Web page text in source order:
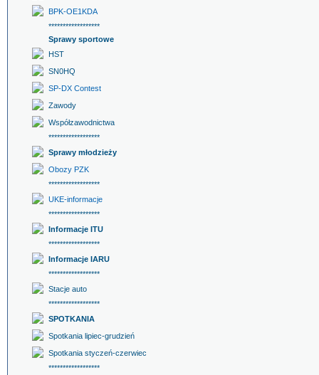
BPK-OE1KDA
******************
Sprawy sportowe
HST
SN0HQ
SP-DX Contest
Zawody
Współzawodnictwa
******************
Sprawy młodzieży
Obozy PZK
******************
UKE-informacje
******************
Informacje ITU
******************
Informacje IARU
******************
Stacje auto
******************
SPOTKANIA
Spotkania lipiec-grudzień
Spotkania styczeń-czerwiec
******************